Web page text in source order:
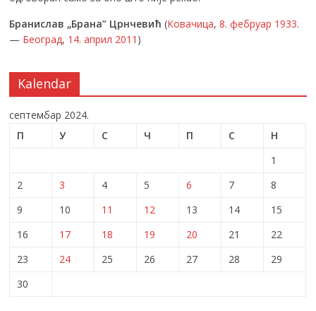
Бранислав „Брана” Црнчевић (Ковачица,8. фебруар 1933.
— Београд, 14. април 2011 )
Kalendar
септембар 2024.
П
У С Ч П С
Н
1
2
3 4 5 6 7
8
9
10 11 12 13 14
15
16
17 18 19 20 21
22
23
24 25 26 27 28
29
30